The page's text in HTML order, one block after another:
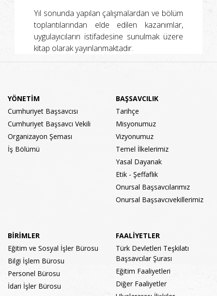
Yıl sonunda yapılan çalışmalardan ve bölüm
toplantılarından elde edilen kazanımlar,
uygulayıcıların istifadesine sunulmak üzere
kitap olarak yayınlanmaktadır.
YÖNETİM
Cumhuriyet Başsavcısı
Cumhuriyet Başsavcı Vekili
Organizayon Şeması
İş Bölümü
BAŞSAVCILIK
Tarihçe
Misyonumuz
Vizyonumuz
Temel İlkelerimiz
Yasal Dayanak
Etik - Şeffaflık
Onursal Başsavcılarımız
Onursal Başsavcıvekillerimiz
BİRİMLER
Eğitim ve Sosyal İşler Bürosu
Bilgi İşlem Bürosu
Personel Bürosu
İdari İşler Bürosu
FAALİYETLER
Türk Devletleri Teşkilatı
Başsavcılar Şurası
Eğitim Faaliyetleri
Diğer Faaliyetler